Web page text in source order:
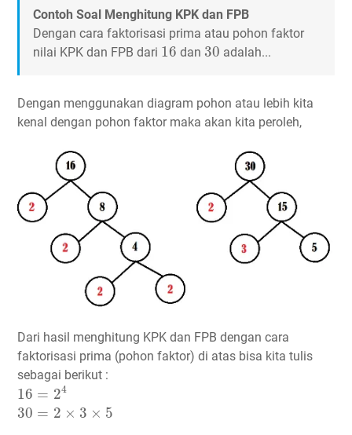
Contoh Soal Menghitung KPK dan FPB
Dengan cara faktorisasi prima atau pohon faktor
nilai KPK dan FPB dari 16
16 dan 30
30 adalah...
Dengan menggunakan diagram pohon atau lebih kita
kenal dengan pohon faktor maka akan kita peroleh,
Dari hasil menghitung KPK dan FPB dengan cara
faktorisasi prima (pohon faktor) di atas bisa kita tulis
sebagai berikut :
16 = 24
16=24
30 = 2 × 3 × 5
30 ×3× 5